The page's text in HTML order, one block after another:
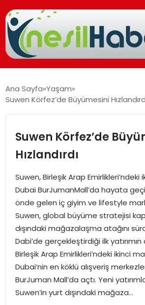
YAŞAM
EĞITIM
SOSYAL HABER
SPOR
EKONOMI
MAGAZIN
TEKNOLOJI
Ana Sayfa Yaşam
Suwen Körfez’de Büyümesini
Suwen Körfez’de
Hızlandırdı
Suwen, Birleşik Arap Emirlikleri’ndeki
Dubai BurJumanMall’da hayata
önde gelen iç giyim ve lifestyle
Suwen, global büyüme stratejisi
dışındaki mağazalaşma atağını
Dabi’de gerçekleştirdiği ilk
Birleşik Arap Emirlikleri’ndeki ikinci
Dubai’nin en köklü alışveriş
BurJuman Mall’da açtı. Yeni
Suwen’in yurt dışındaki mağaza…